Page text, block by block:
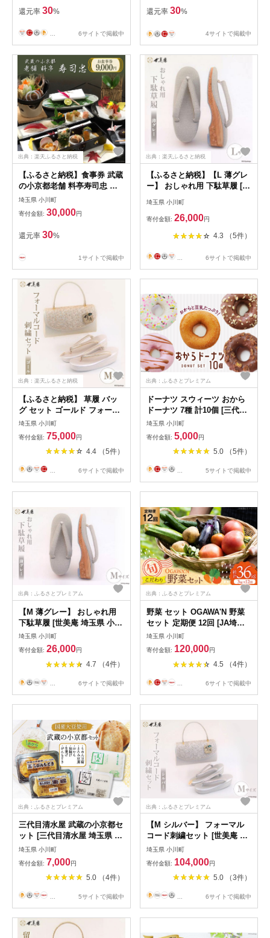
還元率 30%
6サイトで掲載中
還元率 30%
4サイトで掲載中
出典：楽天ふるさと納税
【ふるさと納税】食事券 武蔵
の小京都老舗 料亭寿司忠 お
食事券 9000円 [ 料亭 寿司忠
埼玉県 小川町 148] 和食 懐石
料理 小川和紙 有機野菜 地酒
握り寿司
埼玉県 小川町
寄付金額: 30,000円
還元率 30%
1サイトで掲載中
出典：楽天ふるさと納税
【ふるさと納税】【L 薄グレ
ー】 おしゃれ用 下駄草履 [世
美庵 埼玉県 小川町 313] 履物
草履 ぞうり ゾウリ 女性用 婦
人用 レディース 職人 手作り
埼玉県 小川町
寄付金額: 26,000円
4.3 （5件）
6サイトで掲載中
出典：楽天ふるさと納税
【ふるさと納税】 草履 バッ
グ セット ゴールド フォーマ
ルコード刺繍セット Mサイズ
23cm～23.5cm [世美庵 埼玉
県 小川町 321] 履物 草履 鞄
ぞうり ゾウリ かばん カバン
バッグ セット 女性用 婦人用
レディース フォーマル 職人
埼玉県 小川町
寄付金額: 75,000円
4.4 （5件）
6サイトで掲載中
出典：ふるさとプレミアム
ドーナツ スウィーツ おから
ドーナツ 7種 計10個 [三代目
清水屋 埼玉県 小川町 381] お
から 豆乳 デザート お菓子 お
やつ 手作り ご褒美 贈り物 チ
ョコ ストロベリーチョコ ホ
ワイトチョコ 詰め合わせ 詰
合せ 食べ比べ ふるさと納税
埼玉県 小川町
寄付金額: 5,000円
5.0 （5件）
5サイトで掲載中
出典：ふるさとプレミアム
【M 薄グレー】 おしゃれ用
下駄草履 [世美庵 埼玉県 小川
町 312] 履物 草履 ぞうり ゾ
ウリ 女性用 婦人用 レディー
ス 職人 手作り 日本製
埼玉県 小川町
寄付金額: 26,000円
4.7 （4件）
... 6サイトで掲載中
出典：ふるさとプレミアム
野菜 セット OGAWA'N 野菜
セット 定期便 12回 [JA埼玉
中央 埼玉県 小川町 138] 1年
12ヶ月 連続 やさい 季節野菜
詰め合わせ 食べ比べ 旬 農産
埼玉県 小川町
寄付金額: 120,000円
4.5 （4件）
... 6サイトで掲載中
出典：ふるさとプレミアム
三代目清水屋 武蔵の小京都セ
ット [三代目清水屋 埼玉県 小
川町 187] もめん豆腐 まろみ
絹豆腐 油揚げ 生揚げ がんも
どき おから 豆腐 お豆腐 大豆
国産大豆 老舗 豆腐屋 手作り
製法 手作り てづくり セット
詰め合わせ 詰合せ ふるさと
埼玉県 小川町
寄付金額: 7,000円
5.0 （4件）
5サイトで掲載中
出典：ふるさとプレミアム
【M シルバー】 フォーマル
コード刺繍セット [世美庵 埼
玉県 小川町 323] 履物 草履
鞄 ぞうり ゾウリ かばん カバ
ン バッグ セット 女性用 婦人
用 レディース フォーマル 職
人 手作り 日本製
埼玉県 小川町
寄付金額: 104,000円
5.0 （3件）
6サイトで掲載中